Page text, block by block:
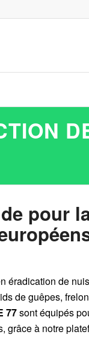
pour
éradication de
de guêpes,
77sont équipés
grâce à notre